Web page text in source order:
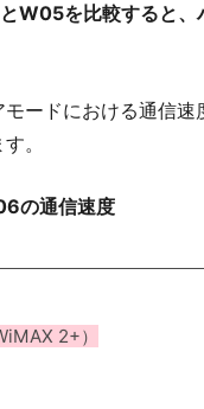
を比較すると、
ードにおける通信
。
の通信速度
2+）